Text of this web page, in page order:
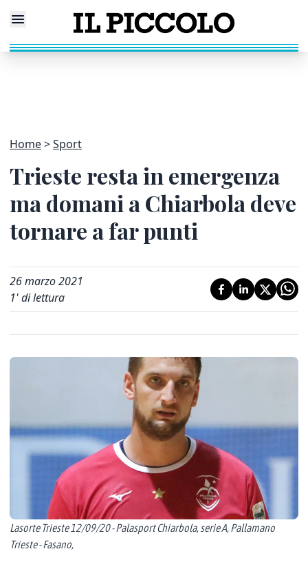
Home Sport
Trieste resta in emergenza
ma domani a Chiarbola deve
tornare a far punti
26 marzo 2021
1' di lettura
Lasorte Trieste 12/09/20 - Palasport Chiarbola, serie A, Pallamano
Trieste - Fasano,